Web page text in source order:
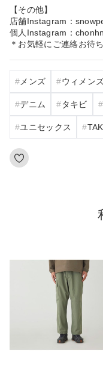
【その他】
店舗Instagram：
個人Instagram：
＊お気軽にご連絡お待
メンズ ウィメン
デニム タキビ
ユニセックス